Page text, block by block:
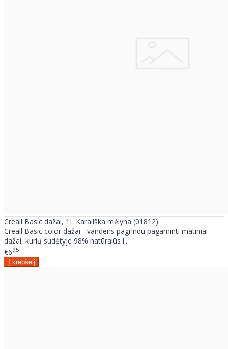
Creall Basic dažai, 1L Karališka mėlyna (01812)
Creall Basic color dažai - vandens pagrindu pagaminti matiniai
dažai, kurių sudėtyje 98% natūralūs i..
€695